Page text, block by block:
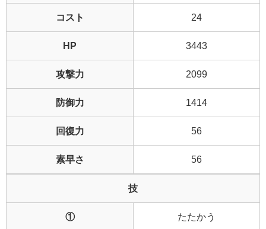
コスト 24
HP 3443
攻撃力 2099
防御力 1414
回復力 56
素早さ 56
技
① たたかう